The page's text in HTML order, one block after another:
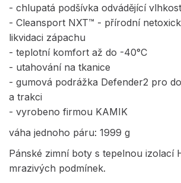
- chlupatá podšívka odvádějící vlhkost
- Cleansport NXT™ - přírodní
likvidaci zápachu
- teplotní komfort až do -40°C
- utahování na tkanice
- gumová podrážka Defender2 pro
a trakci
- vyrobeno firmou KAMIK
váha jednoho páru: 1999 g
Pánské zimní boty s tepelnou izolací
mrazivých podmínek.